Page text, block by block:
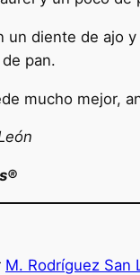
un diente de ajo
pan.
mucho mejor,
M. Rodríguez San